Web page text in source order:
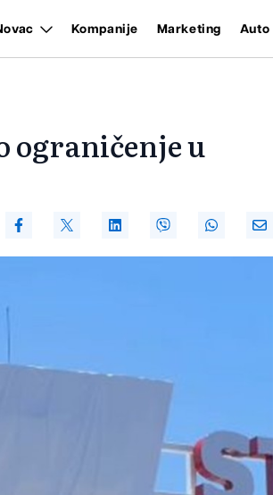
Kompanije Marketing Auto
ograničenje u